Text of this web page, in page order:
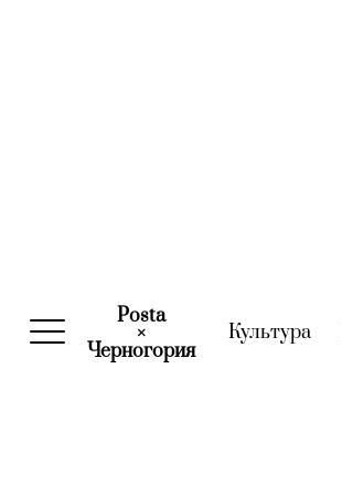
Posta
×
Черногория(current)
Культура